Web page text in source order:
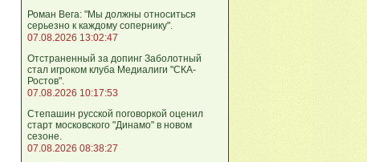
Роман Вега: "Мы должны относиться
серьезно к каждому сопернику".
07.08.2026 13:02:47
Отстраненный за допинг Заболотный
стал игроком клуба Медиалиги "СКА-
Ростов".
07.08.2026 10:17:53
Степашин русской поговоркой оценил
старт московского "Динамо" в новом
сезоне.
07.08.2026 08:38:27